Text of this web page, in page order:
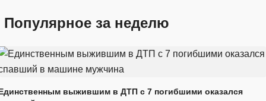
Популярное за неделю
выжившим в ДТП с 7 погибшими оказался